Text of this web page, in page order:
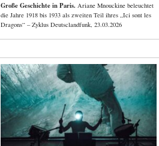
Große Geschichte in Paris. Ariane Mnouckine beleuchtet
die Jahre 1918 bis 1933 als zweiten Teil ihres „Ici sont les
Dragons“ – Zyklus Deutsclandfunk, 23.03.2026